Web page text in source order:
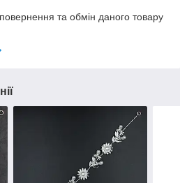
та обмін даного товару